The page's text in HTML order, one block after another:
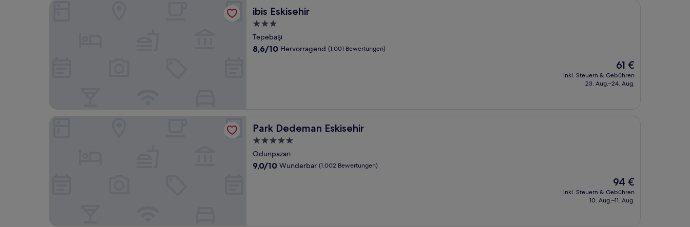
ibis Eskisehir
ibis Eskisehir
3.0-
Sterne-
Unterkunft
Tepebaşı
8.6
8,6/10 Hervorragend (1.001 Bewertungen)
Der
Preis
beträgt
61 €
inkl. Steuern & Gebühren
23. Aug.–24. Aug.
Park Dedeman Eskisehir
Park Dedeman Eskisehir
5.0-
Sterne-
Unterkunft
Odunpazarı
9.0
9,0/10 Wunderbar (1.002 Bewertungen)
Der
Preis
beträgt
94 €
inkl. Steuern & Gebühren
10. Aug.–11. Aug.